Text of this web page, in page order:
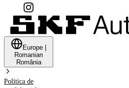
Europe
Romanian
România
Politica de